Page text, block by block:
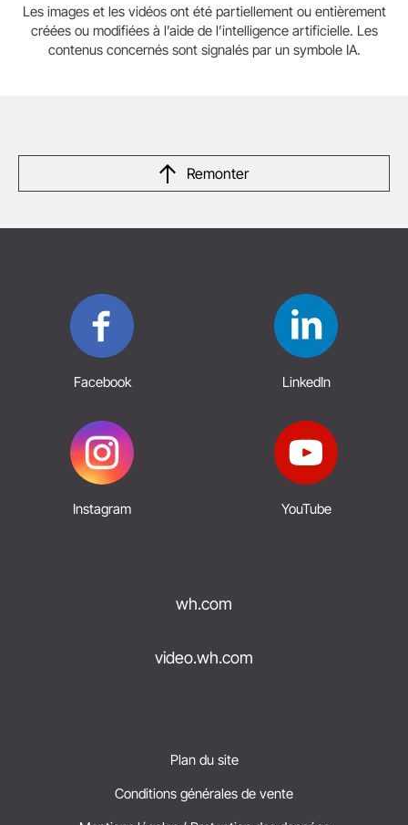
Les images et les vidéos ont été partiellement ou entièrement
créées ou modifiées à l’aide de l’intelligence artificielle. Les
contenus concernés sont signalés par un symbole IA.
Remonter
Facebook LinkedIn
Instagram YouTube
wh.com
video.wh.com
Plan du site
Conditions générales de vente